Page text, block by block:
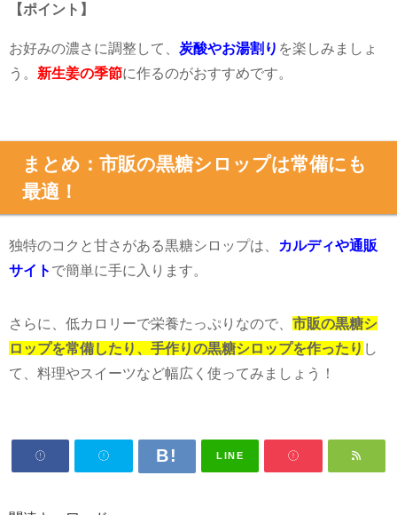
【ポイント】
お好みの濃さに調整して、 炭酸やお湯割り を楽しみましょ
う。 新生姜の季節に作るのがおすすめです。
まとめ：市販の黒糖シロップは常備にも
最適！
独特のコクと甘さがある黒糖シロップは、
カルディや通販
サイト で簡単に手に入ります。
さらに、低カロリーで栄養たっぷりなので、 市販の黒糖シ
ロップを常備したり、手作りの黒糖シロップを作ったり し
て、料理やスイーツなど幅広く使ってみましょう！
LINE